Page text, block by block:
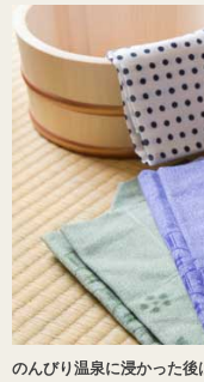
のんびり温泉に浸かった後